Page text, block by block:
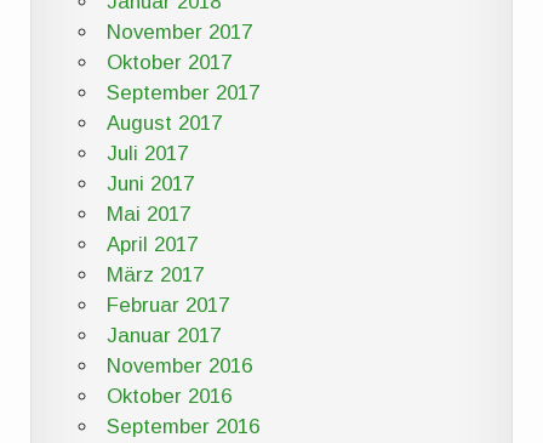
November 2017
Oktober 2017
September 2017
August 2017
Juli 2017
Juni 2017
Mai 2017
April 2017
März 2017
Februar 2017
Januar 2017
November 2016
Oktober 2016
September 2016